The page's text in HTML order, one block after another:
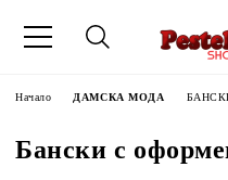
Начало ДАМСКА МОДА
Бански с